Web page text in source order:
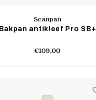
Scanpan
Bakpan antikleef Pro SB+
€109,00